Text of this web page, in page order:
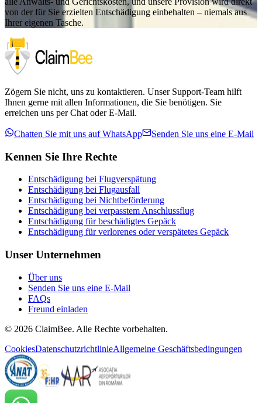
von der für Sie erzielten Entschädigung einbehalten – niemals aus
Ihrer eigenen Tasche.
Zögern Sie nicht, uns zu kontaktieren. Unser Support-Team hilft
Ihnen gerne mit allen Informationen, die Sie benötigen. Sie
erreichen uns per Chat oder E-Mail.
Chatten Sie mit uns auf WhatsApp Senden Sie uns eine E-Mail
Kennen Sie Ihre Rechte
Entschädigung bei Flugverspätung
Entschädigung bei Flugausfall
Entschädigung bei Nichtbeförderung
Entschädigung bei verpasstem Anschlussflug
Entschädigung für beschädigtes Gepäck
Entschädigung für verlorenes oder verspätetes Gepäck
Unser Unternehmen
Über uns
Senden Sie uns eine E-Mail
FAQs
Freund einladen
© 2026 ClaimBee. Alle Rechte vorbehalten.
CookiesDatenschutzrichtlinieAllgemeine Geschäftsbedingungen